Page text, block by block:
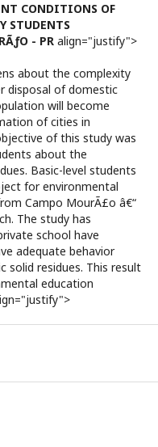
CONDITIONS OF
STUDENTS
- PR align="justify">
about the complexity
disposal of domestic
will become
of cities in
of this study was
about the
Basic-level students
for environmental
Campo MourÃ£o â€“
The study has
school have
adequate behavior
residues. This result
education